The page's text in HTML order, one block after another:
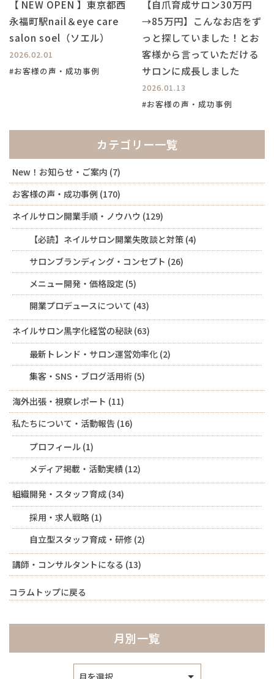
【 NEW OPEN 】東京都西
永福町駅nail＆eye care
salon soel（ソエル）
2026.02.01
#お客様の声・成功事例
【自爪育成サロン30万円
→85万円】こんなお店をず
っと探していました！とお
客様から言っていただける
サロンに成長しました
2026.01.13
#お客様の声・成功事例
カテゴリー一覧
New！お知らせ・ご案内 (7)
お客様の声・成功事例 (170)
ネイルサロン開業手順・ノウハウ (129)
【必読】ネイルサロン開業失敗談と対策 (4)
サロンブランディング・コンセプト (26)
メニュー開発・価格設定 (5)
開業プロデュースについて (43)
ネイルサロン黒字化経営の秘訣 (63)
最新トレンド・サロン運営効率化 (2)
集客・SNS・ブログ活用術 (5)
海外出張・視察レポート (11)
私たちについて・活動報告 (16)
プロフィール (1)
メディア掲載・活動実績 (12)
組織開発・スタッフ育成 (34)
採用・求人戦略 (1)
自立型スタッフ育成・研修 (2)
講師・コンサルタントになる (13)
コラムトップに戻る
月別一覧